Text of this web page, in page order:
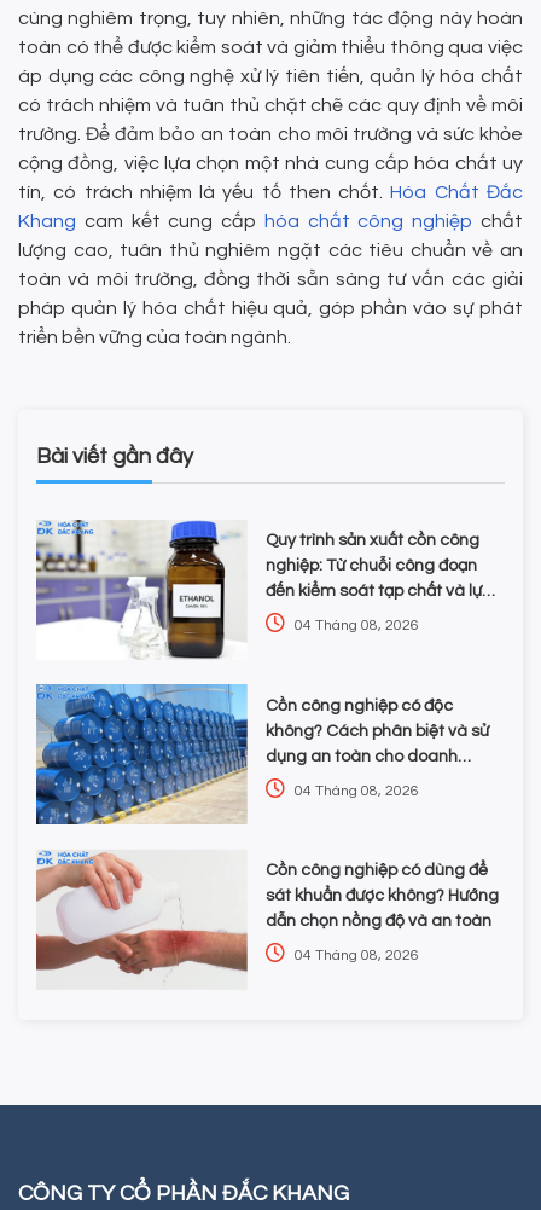
cùng nghiêm trọng, tuy nhiên, những tác động này hoàn
toàn có thể được kiểm soát và giảm thiểu thông qua việc
áp dụng các công nghệ xử lý tiên tiến, quản lý hóa chất
có trách nhiệm và tuân thủ chặt chẽ các quy định về môi
trường. Để đảm bảo an toàn cho môi trường và sức khỏe
cộng đồng, việc lựa chọn một nhà cung cấp hóa chất uy
tín, có trách nhiệm là yếu tố then chốt.Hóa Chất Đắc
Khang cam kết cung cấp hóa chất công nghiệp chất
lượng cao, tuân thủ nghiêm ngặt các tiêu chuẩn về an
toàn và môi trường, đồng thời sẵn sàng tư vấn các giải
pháp quản lý hóa chất hiệu quả, góp phần vào sự phát
triển bền vững của toàn ngành.
Bài viết gần đây
Quy trình sản xuất cồn công
nghiệp: Từ chuỗi công đoạn
đến kiểm soát tạp chất và lựa
chọn hóa chất
04 Tháng 08, 2026
Cồn công nghiệp có độc
không? Cách phân biệt và sử
dụng an toàn cho doanh
nghiệp
04 Tháng 08, 2026
Cồn công nghiệp có dùng để
sát khuẩn được không? Hướng
dẫn chọn nồng độ và an toàn
04 Tháng 08, 2026
CÔNG TY CỔ PHẦN ĐẮC KHANG